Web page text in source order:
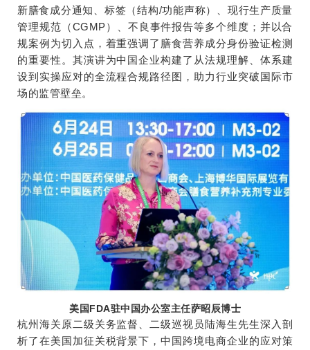
新膳食成分通知、标签（结构/功能声称）、现行生产质量
管理规范（CGMP）、不良事件报告等多个维度；并以合
规案例为切入点，着重强调了膳食营养成分身份验证检测
的重要性。其演讲为中国企业构建了从法规理解、体系建
设到实操应对的全流程合规路径图，助力行业突破国际市
场的监管壁垒。
美国FDA驻中国办公室主任萨昭辰博士
杭州海关原二级关务监督、二级巡视员陆海生先生深入剖
析了在美国加征关税背景下，中国跨境电商企业的应对策